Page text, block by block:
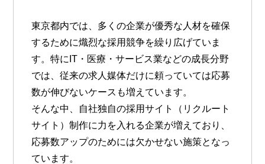
東京都内では、多くの企業が優秀な人材を確保
するために熾烈な採用競争を繰り広げていま
す。特にIT・医療・サービス業などの成長分野
では、従来の求人媒体だけに頼っていては応募
数が伸びないケースも増えています。
そんな中、自社独自の採用サイト（リクルート
サイト）制作に力を入れる企業が増えており、
応募数アップのためには欠かせない施策となっ
ています。